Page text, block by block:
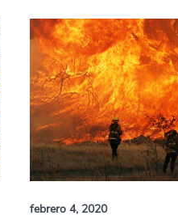
febrero 4, 2020